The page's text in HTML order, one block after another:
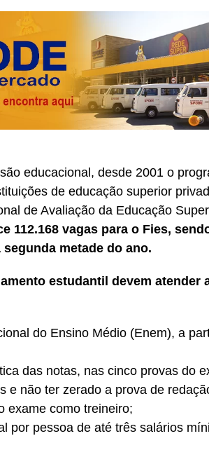
educacional, desde 2001 o
de educação superior
de Avaliação da Educação
112.168 vagas para o Fies,
metade do ano.
estudantil devem atender
do Ensino Médio (Enem), a
das notas, nas cinco provas do
e não ter zerado a prova de
exame como treineiro;
por pessoa de até três salários